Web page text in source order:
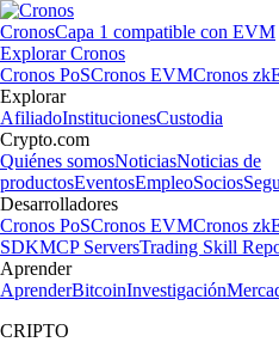
CronosCapa 1 compatible con EVM
Explorar Cronos
Cronos PoSCronos EVMCronos
Explorar
AfiliadoInstitucionesCustodia
Crypto.com
Quiénes somosNoticiasNoticias de
productosEventosEmpleoSocios
Desarrolladores
Cronos PoSCronos EVMCronos
SDKMCP ServersTrading Skill
Aprender
AprenderBitcoinInvestigación
CRIPTO